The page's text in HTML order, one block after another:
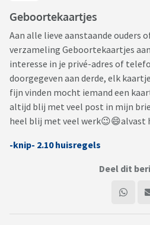
Geboortekaartjes
Aan alle lieve aanstaande ouders
verzameling Geboortekaartjes
interesse in je privé-adres of
doorgegeven aan derde, elk
fijn vinden mocht iemand een
altijd blij met veel post in mijn
heel blij met veel werk😉😄alvast
-knip- 2.10 huisregels
Deel dit